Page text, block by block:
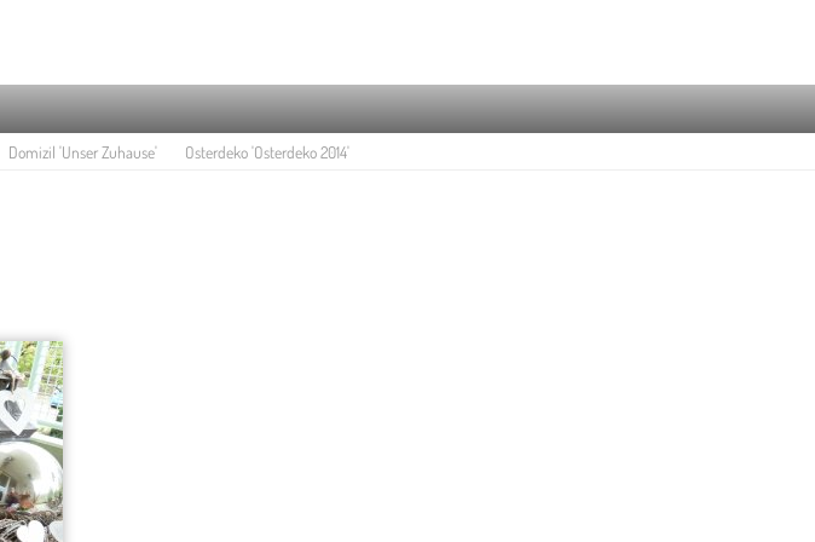
Domizil 'Unser Zuhause' Osterdeko 'Osterdeko 2014'